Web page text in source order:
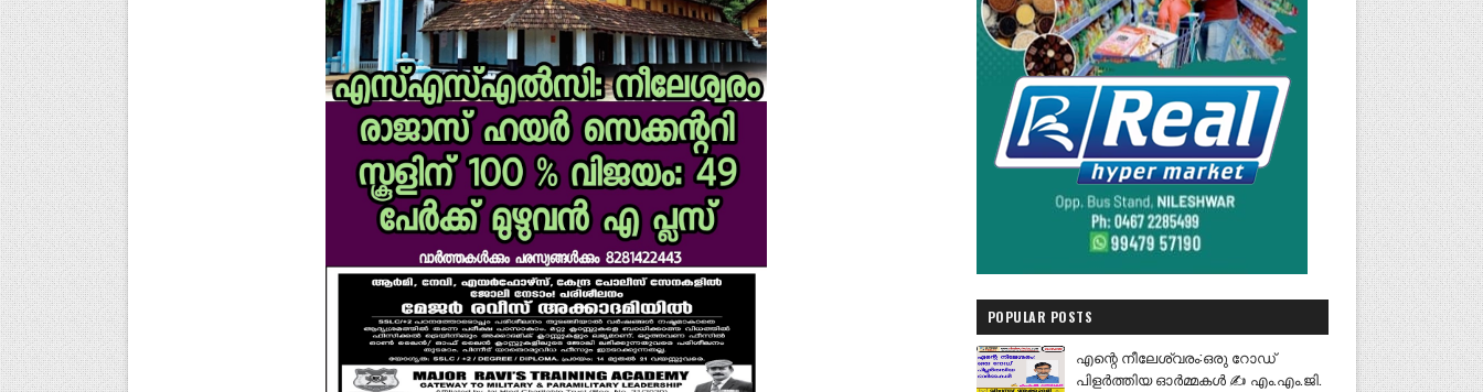
POPULAR POSTS
എന്റെ നീലേശ്വരം:ഒരു റോഡ്
പിളർത്തിയ ഓർമ്മകൾ ✍️ എം.എം.ജി.